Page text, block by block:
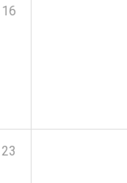
16
23